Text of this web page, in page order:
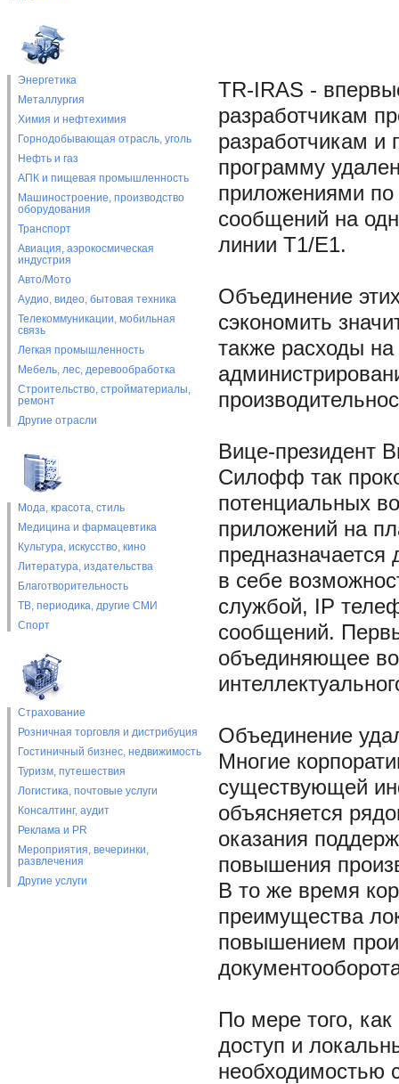
Энергетика
Металлургия
Химия и нефтехимия
Горнодобывающая отрасль, уголь
Нефть и газ
АПК и пищевая промышленность
Машиностроение, производство
оборудования
Транспорт
Авиация, аэрокосмическая
индустрия
Авто/Мото
Аудио, видео, бытовая техника
Телекоммуникации, мобильная
связь
Легкая промышленность
Мебель, лес, деревообработка
Строительство, стройматериалы,
ремонт
Другие отрасли
Мода, красота, стиль
Медицина и фармацевтика
Культура, искусство, кино
Литература, издательства
Благотворительность
ТВ, периодика, другие СМИ
Спорт
Страхование
Розничная торговля и дистрибуция
Гостиничный бизнес, недвижимость
Туризм, путешествия
Логистика, почтовые услуги
Консалтинг, аудит
Реклама и PR
Мероприятия, вечеринки,
развлечения
Другие услуги
TR-IRAS -
разработчикам
разработчикам и
программу
приложениями
сообщений на
линии T1/E1.
Объединение
сэкономить
также расходы
Вице-президент
Силофф так
потенциальных
приложений на
предназначается
в себе
службой, IP
сообщений.
объединяющее
Объединение
Многие
существующей
объясняется
оказания
повышения
В то же время
преимущества
повышением
По мере того,
доступ и
необходимостью